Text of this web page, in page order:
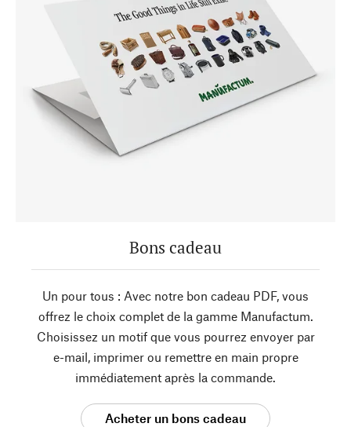
Bons cadeau
Un pour tous : Avec notre bon cadeau PDF, vous
offrez le choix complet de la gamme Manufactum.
Choisissez un motif que vous pourrez envoyer par
e-mail, imprimer ou remettre en main propre
immédiatement après la commande.
Acheter un bons cadeau